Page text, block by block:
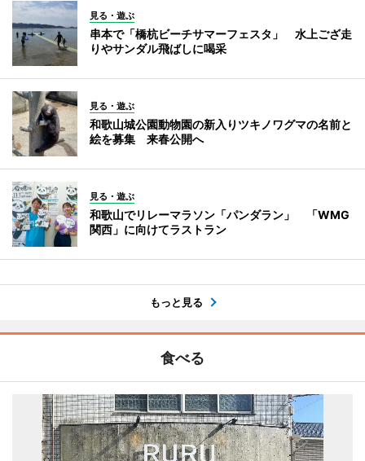
見る・遊ぶ
串本で「橋杭ビーチサマーフェスタ」 水上ござ走
りやサンダル飛ばしに喝采
見る・遊ぶ
和歌山城公園動物園の新入りツキノワグマの名前と
絵を募集 来春公開へ
見る・遊ぶ
和歌山でリレーマラソン「パンダラン」 「WMG
関西」に向けてラストラン
もっと見る
食べる